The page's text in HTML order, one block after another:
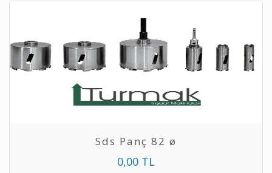
Sds Panç 82 ø
0,00 TL